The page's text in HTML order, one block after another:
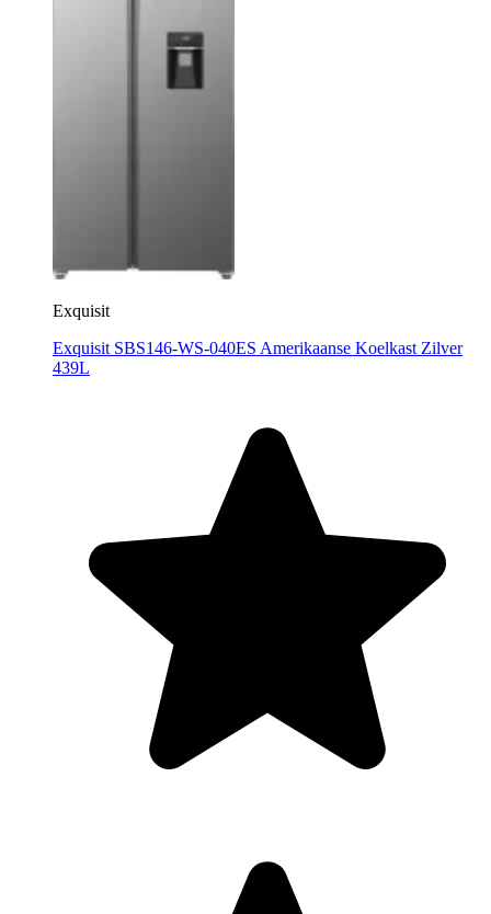
Exquisit
Exquisit SBS146-WS-040ES Amerikaanse Koelkast Zilver
439L